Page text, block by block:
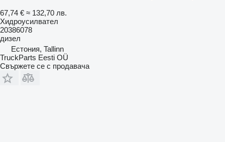
67,74 € ≈ 132,70 лв.
Хидроусилвател
20386078
дизел
Естония, Tallinn
TruckParts Eesti OÜ
Свържете се с продавача